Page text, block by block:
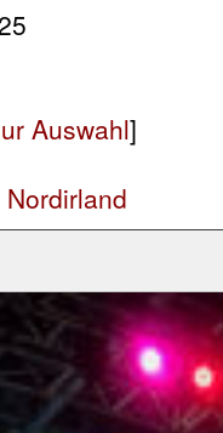
Auswahl]
Nordirland